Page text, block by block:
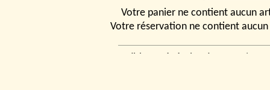
Votre panier ne contient aucun
Votre réservation ne contient